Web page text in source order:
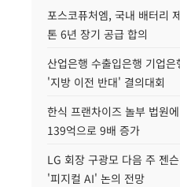
포스코퓨처엠, 국내 배터리
톤 6년 장기 공급 합의
산업은행 수출입은행 기업
'지방 이전 반대' 결의대회
한식 프랜차이즈 놀부 법원
139억으로 9배 증가
LG 회장 구광모 다음 주 젠
'피지컬 AI' 논의 전망